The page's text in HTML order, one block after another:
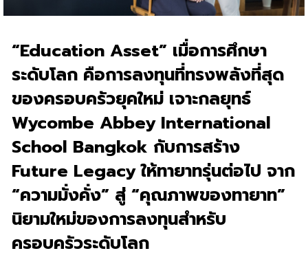
“Education Asset” เมื่อการศึกษา
ระดับโลก คือการลงทุนที่ทรงพลังที่สุด
ของครอบครัวยุคใหม่ เจาะกลยุทธ์
Wycombe Abbey International
School Bangkok กับการสร้าง
Future Legacy ให้ทายาทรุ่นต่อไป จาก
“ความมั่งคั่ง” สู่ “คุณภาพของทายาท”
นิยามใหม่ของการลงทุนสำหรับ
ครอบครัวระดับโลก